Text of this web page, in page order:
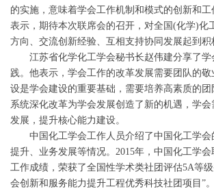
的实施，意味着学会工作机制和模式的创新和
表示，期待本次联席会的召开，对全国(化学)化
方向、交流创新经验、互相支持协同发展起到积
江苏省化学化工学会秘书长赵伟建分享了学
践。他表示，学会工作的改革发展需要团队的
设是学会建设的重要基础，需要培养高素质的
系统深化改革为学会发展创造了新的机遇，学
发展，提升核心能力建设。
中国化工学会工作人员介绍了中国化工学会
提升、业务发展等情况。 2015年，中国化工学
工作成绩，荣获了全国性学术类社团评估5A等
会创新和服务能力提升工程优秀科技社团项目 ”。